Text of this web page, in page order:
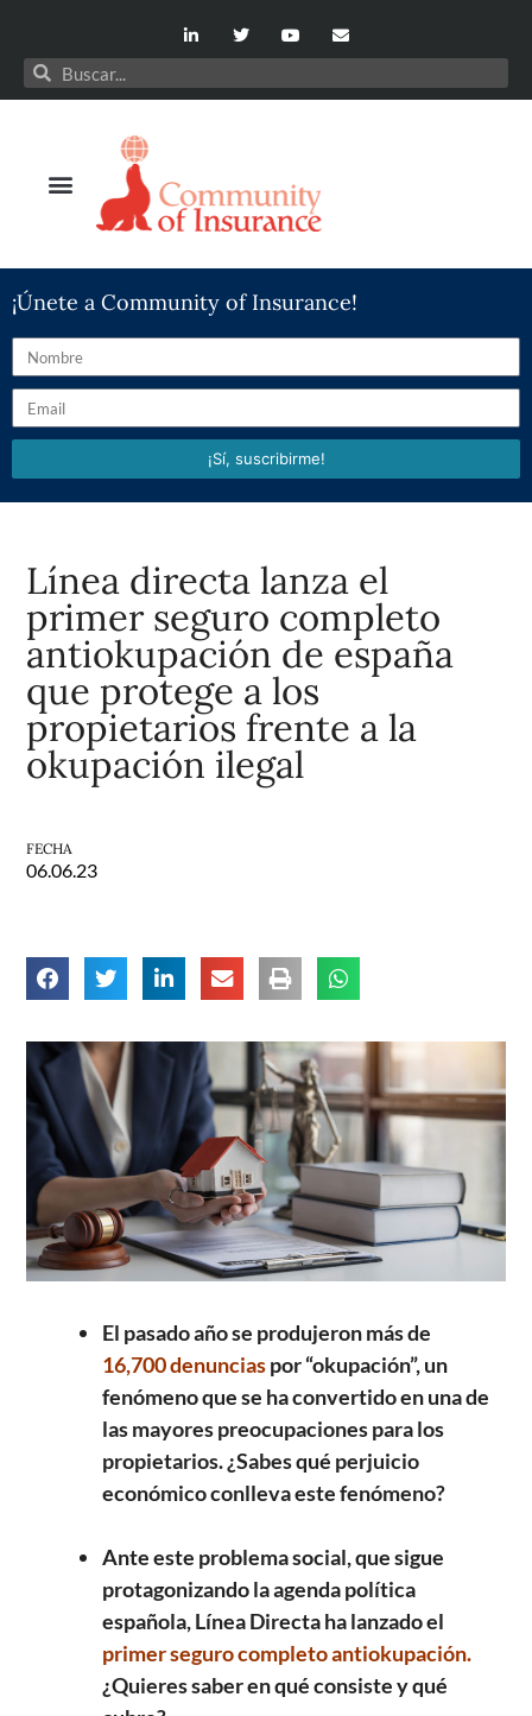
¡Únete a Community of Insurance!
¡Sí, suscribirme!
Línea directa lanza el
primer seguro completo
antiokupación de españa
que protege a los
propietarios frente a la
okupación ilegal
FECHA
06.06.23
El pasado año se produjeron más de
16,700 denunciaspor “okupación”, un
fenómeno que se ha convertido en una de
las mayores preocupaciones para los
propietarios. ¿Sabes qué perjuicio
económico conlleva este fenómeno?
Ante este problema social, que sigue
protagonizando la agenda política
española, Línea Directa ha lanzado el
primer seguro completo antiokupación.
¿Quieres saber en qué consiste y qué